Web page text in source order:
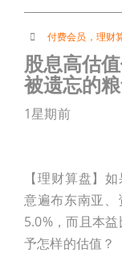
付费会员 ， 理财
股息高估
被遗忘的
1星期前
【理财算盘】
意遍布东南亚
5.0%，而且本
予怎样的估值？